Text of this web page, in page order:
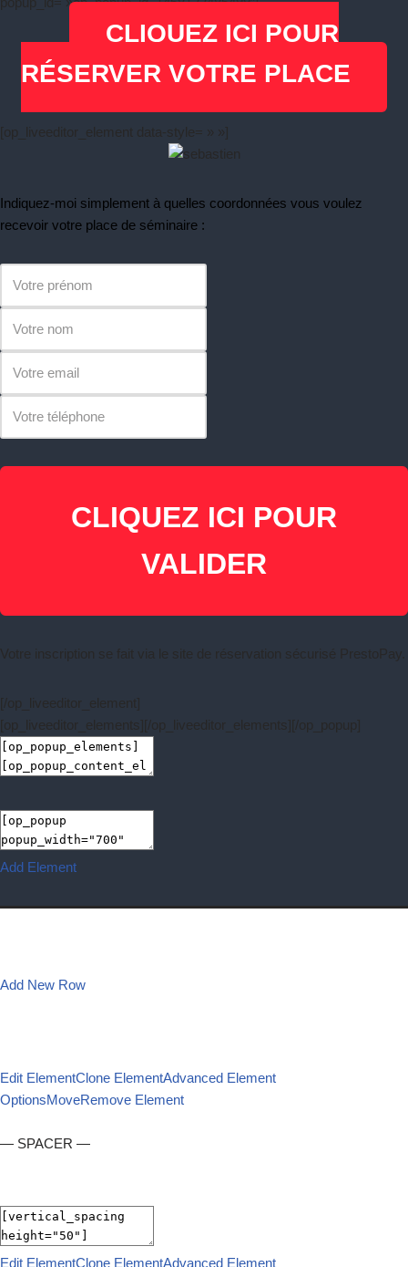
CLIQUEZ ICI POUR
RÉSERVER VOTRE PLACE
[op_liveeditor_element data-style= » »]
Indiquez-moi simplement à quelles coordonnées vous voulez
recevoir votre place de séminaire :
CLIQUEZ ICI POUR
VALIDER
Votre inscription se fait via le site de réservation sécurisé PrestoPay.
[/op_liveeditor_element]
[op_liveeditor_elements][/op_liveeditor_elements][/op_popup]
Add Element
Add New Row
Edit ElementClone ElementAdvanced Element
OptionsMoveRemove Element
— SPACER —
Edit ElementClone ElementAdvanced Element